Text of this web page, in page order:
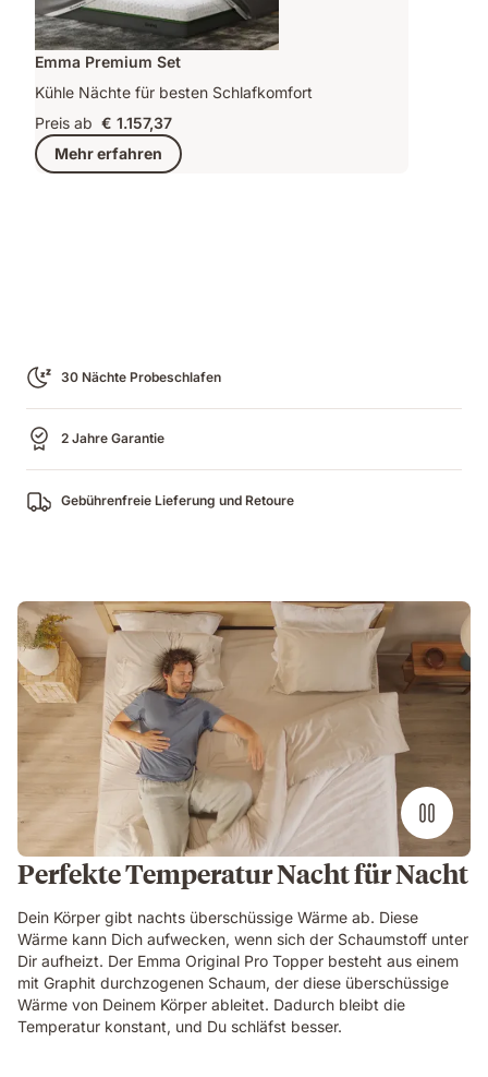
Emma Premium Set
Kühle Nächte für besten Schlafkomfort
Preis ab € 1.157,37
Mehr erfahren
30 Nächte Probeschlafen
2 Jahre Garantie
Gebührenfreie Lieferung und Retoure
Perfekte Temperatur Nacht für Nacht
Dein Körper gibt nachts überschüssige Wärme ab. Diese
Wärme kann Dich aufwecken, wenn sich der Schaumstoff unter
Dir aufheizt. Der Emma Original Pro Topper besteht aus einem
mit Graphit durchzogenen Schaum, der diese überschüssige
Wärme von Deinem Körper ableitet. Dadurch bleibt die
Temperatur konstant, und Du schläfst besser.